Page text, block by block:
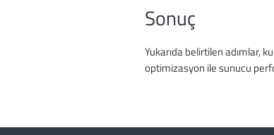
Sonuç
Yukarıda belirtilen adımlar,
optimizasyon ile sunucu